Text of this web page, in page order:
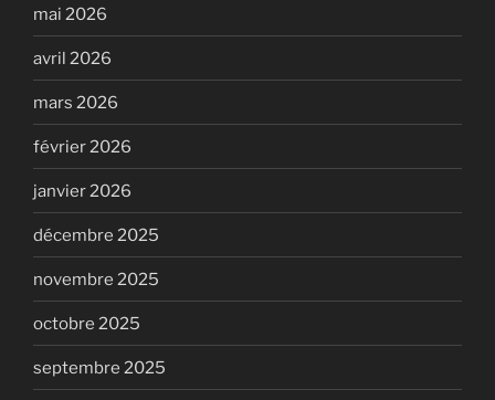
mai 2026
avril 2026
mars 2026
février 2026
janvier 2026
décembre 2025
novembre 2025
octobre 2025
septembre 2025